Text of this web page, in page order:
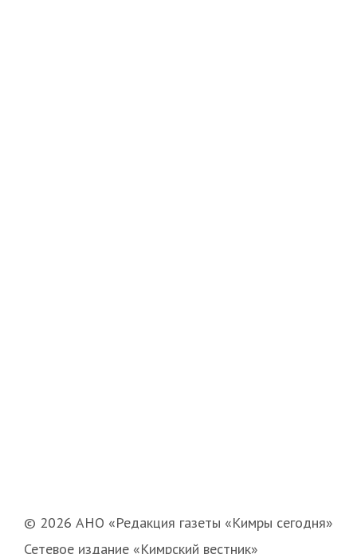
© 2026 АНО «Редакция газеты «Кимры сегодня»
Сетевое издание «Кимрский вестник»